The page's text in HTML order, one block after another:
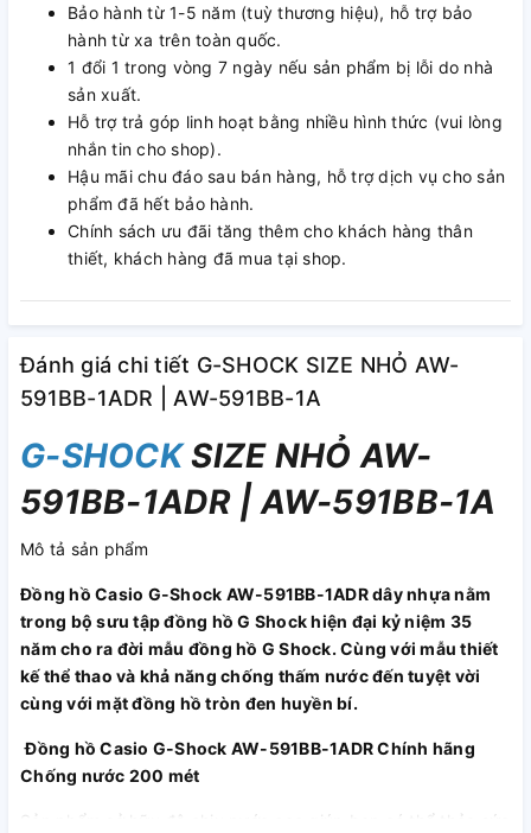
Bảo hành từ 1-5 năm (tuỳ thương hiệu), hỗ trợ bảo
hành từ xa trên toàn quốc.
1 đổi 1 trong vòng 7 ngày nếu sản phẩm bị lỗi do nhà
sản xuất.
Hỗ trợ trả góp linh hoạt bằng nhiều hình thức (vui lòng
nhắn tin cho shop).
Hậu mãi chu đáo sau bán hàng, hỗ trợ dịch vụ cho sản
phẩm đã hết bảo hành.
Chính sách ưu đãi tăng thêm cho khách hàng thân
thiết, khách hàng đã mua tại shop.
Đánh giá chi tiết G-SHOCK SIZE NHỎ AW-
591BB-1ADR | AW-591BB-1A
G-SHOCKSIZE NHỎ AW-
591BB-1ADR | AW-591BB-1A
Mô tả sản phẩm
Đồng hồ Casio G-Shock AW-591BB-1ADR dây nhựa nằm
trong bộ sưu tập đồng hồ G Shock hiện đại kỷ niệm 35
năm cho ra đời mẫu đồng hồ G Shock. Cùng với mẫu thiết
kế thể thao và khả năng chống thấm nước đến tuyệt vời
cùng với mặt đồng hồ tròn đen huyền bí.
Đồng hồ Casio G-Shock AW-591BB-1ADR Chính hãng
Chống nước 200 mét
Sản phẩm sở hữu độ chịu nước cao giúp bạn có thể thỏa sức